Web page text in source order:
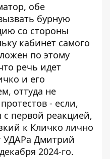
обе
бурную
со стороны
кабинет самого
по этому
речь идет
и его
оттуда не
- если,
с первой реакцией,
к Кличко лично
УДАРа Дмитрий
2024-го.